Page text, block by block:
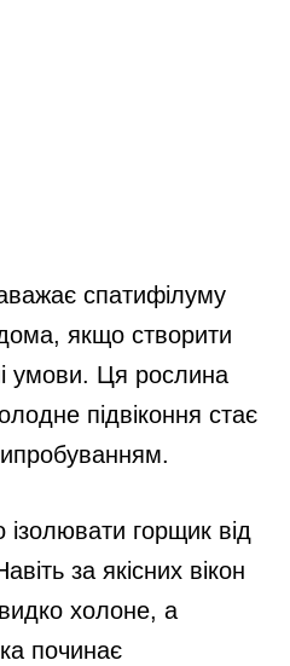
спатифілуму
якщо створити
умови. Ця рослина
підвіконня стає
горщик від
за якісних вікон
холоне, а
починає